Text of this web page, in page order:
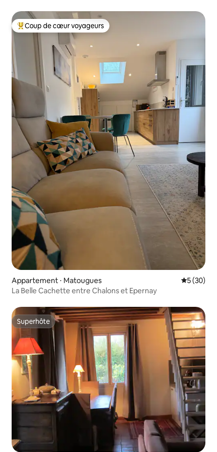
Coups de cœur voyageurs les plus appréciés
Coup de cœur voyageurs
Appartement ⋅ Matougues
5 (30)
La Belle Cachette entre Chalons et Epernay
Superhôte
Superhôte